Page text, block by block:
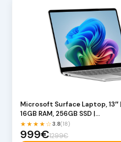
Microsoft Surface Laptop, 13″
16GB RAM, 256GB SSD |…
★★★★☆3.8(18)
999€1299€